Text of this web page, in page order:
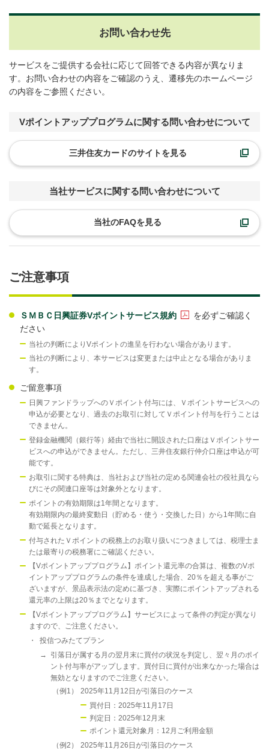
お問い合わせ先
サービスをご提供する会社に応じて回答できる内容が異なりま
す。お問い合わせの内容をご確認のうえ、遷移先のホームページ
の内容をご参照ください。
Vポイントアッププログラムに関する問い合わせについて
三井住友カードのサイトを見る
当社サービスに関する問い合わせについて
当社のFAQを見る
ご注意事項
ＳＭＢＣ日興証券Vポイントサービス規約
を必ずご確認く
ださい
当社の判断によりVポイントの進呈を行わない場合があります。
当社の判断により、本サービスは変更または中止となる場合がありま
す。
ご留意事項
日興ファンドラップへのＶポイント付与には、Ｖポイントサービスへの
申込が必要となり、過去のお取引に対してＶポイント付与を行うことは
できません。
登録金融機関（銀行等）経由で当社に開設された口座はＶポイントサー
ビスへの申込ができません。ただし、三井住友銀行仲介口座は申込が可
能です。
お取引に関する特典は、当社および当社の定める関連会社の役社員なら
びにその関連口座等は対象外となります。
ポイントの有効期限は1年間となります。
有効期限内の最終変動日（貯める・使う・交換した日）から1年間に自
動で延長となります。
付与されたＶポイントの税務上のお取り扱いにつきましては、税理士ま
たは最寄りの税務署にご確認ください。
【Vポイントアッププログラム】ポイント還元率の合算は、複数のVポ
イントアッププログラムの条件を達成した場合、20％を超える事がご
ざいますが、景品表示法の定めに基づき、実際にポイントアップされる
還元率の上限は20％までとなります。
【Vポイントアッププログラム】サービスによって条件の判定が異なり
ますので、ご注意ください。
・
投信つみたてプラン
→
引落日が属する月の翌月末に買付の状況を判定し、翌々月のポイ
ント付与率がアップします。買付日に買付が出来なかった場合は
無効となりますのでご注意ください。
（例1）
2025年11月12日が引落日のケース
買付日：2025年11月17日
判定日：2025年12月末
ポイント還元対象月：12月ご利用金額
（例2）
2025年11月26日が引落日のケース